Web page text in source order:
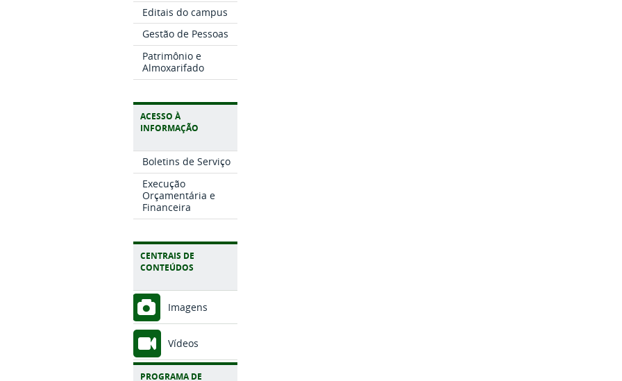
Editais do campus
Gestão de Pessoas
Patrimônio e
Almoxarifado
ACESSO À
INFORMAÇÃO
Boletins de Serviço
Execução
Orçamentária e
Financeira
CENTRAIS DE
CONTEÚDOS
Imagens
Vídeos
PROGRAMA DE